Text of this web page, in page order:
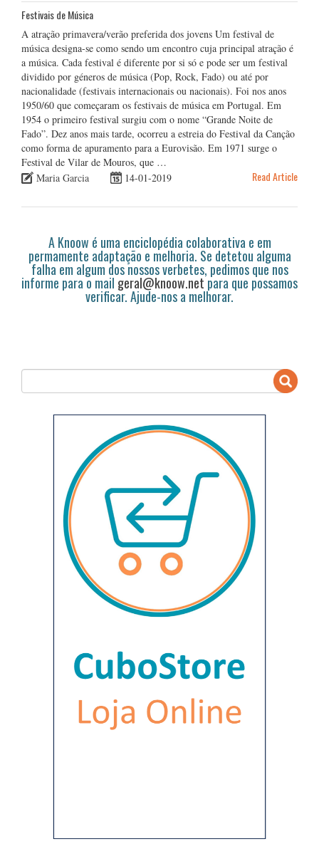
Festivais de Música
A atração primavera/verão preferida dos jovens Um festival de
música designa-se como sendo um encontro cuja principal atração é
a música. Cada festival é diferente por si só e pode ser um festival
dividido por géneros de música (Pop, Rock, Fado) ou até por
nacionalidade (festivais internacionais ou nacionais). Foi nos anos
1950/60 que começaram os festivais de música em Portugal. Em
1954 o primeiro festival surgiu com o nome “Grande Noite de
Fado”. Dez anos mais tarde, ocorreu a estreia do Festival da Canção
como forma de apuramento para a Eurovisão. Em 1971 surge o
Festival de Vilar de Mouros, que …
Maria Garcia
14-01-2019 Read Article
A Knoow é uma enciclopédia colaborativa e em
permamente adaptação e melhoria. Se detetou alguma
falha em algum dos nossos verbetes, pedimos que nos
informe para o mail geral@knoow.netpara que possamos
verificar. Ajude-nos a melhorar.